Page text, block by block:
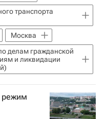
транспорта
Москва
делам гражданской
и ликвидации
режим